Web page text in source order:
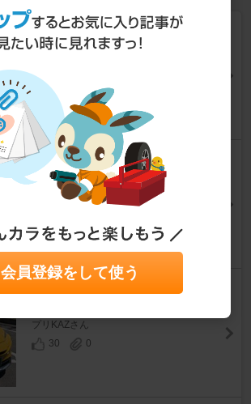
定期洗車【11回目】※2025年
ラスト
プリウス
プリKAZさん
0
洗車とワックス掛け 備忘録
プリウス [60系]
ツギツギさん
プリKAZさん
30
0
会員登録をして使う